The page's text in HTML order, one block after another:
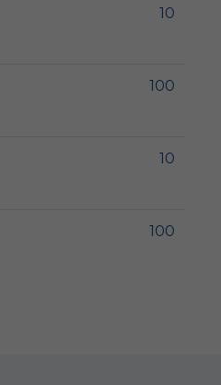
10
100
10
100